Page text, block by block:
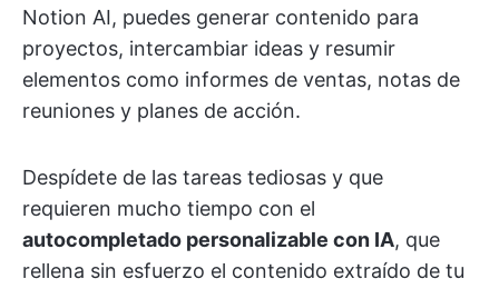
Notion AI, puedes generar contenido para
proyectos, intercambiar ideas y resumir
elementos como informes de ventas, notas de
reuniones y planes de acción.
Despídete de las tareas tediosas y que
requieren mucho tiempo con el
autocompletado personalizable con IA, que
rellena sin esfuerzo el contenido extraído de tu